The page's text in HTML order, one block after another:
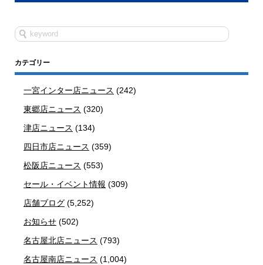
カテゴリー
一宮インター店ニュース (242)
東郷店ニュース (320)
津店ニュース (134)
四日市店ニュース (359)
松阪店ニュース (553)
セール・イベント情報 (309)
店舗ブログ (5,252)
お知らせ (502)
名古屋北店ニュース (793)
名古屋南店ニュース (1,004)